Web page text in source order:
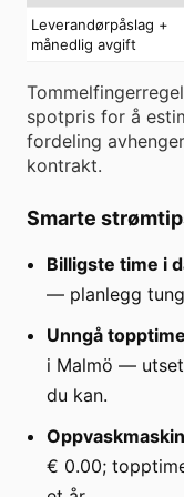
Leverandørpåslag +
månedlig avgift
spotpris for å
fordeling
kontrakt.
Smarte
Billigste time i
— planlegg
Unngå
i Malmö —
du kan.
€ 0.00;